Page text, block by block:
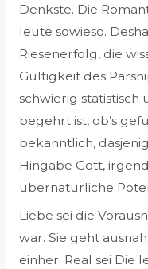
Denkste. Die
leute sowieso.
Riesenerfolg, die
Gultigkeit des
schwierig statistisch
begehrt ist, ob’s
bekanntlich,
Hingabe Gott,
ubernaturliche
Liebe sei die
war. Sie geht
einher. Real sei Die